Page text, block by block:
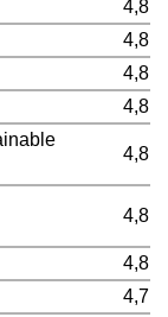
4,8
4,8
4,8
4,8
4,8
4,8
4,8
4,7